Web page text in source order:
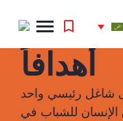
الخطوة 2: حدِّد
أهدافاً
شاغل رئيسي واحد
للشباب في